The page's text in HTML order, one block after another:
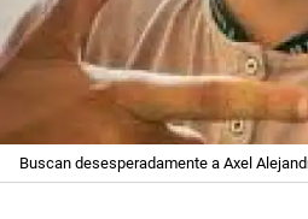
Buscan desesperadamente a Axel